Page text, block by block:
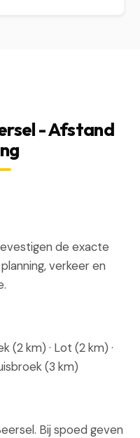
- Afstand
de exacte
verkeer en
(2 km) · Lot (2 km) ·
(3 km)
Bij spoed geven